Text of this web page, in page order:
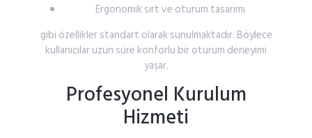
Ergonomiksırtve oturum tasarımı
gibi özelliklerstandart olaraksunulmaktadır. Böylece
kullanıcılaruzun süre konforlu biroturum deneyimi
yaşar.
Profesyonel Kurulum
Hizmeti